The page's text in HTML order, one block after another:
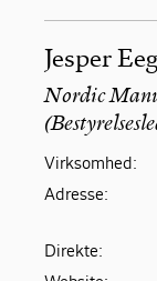
Jesper
Nordic
Virksomhed:
Adresse:
Direkte: